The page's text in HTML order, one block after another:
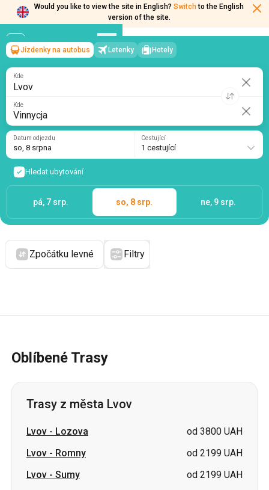
Would you like to view the site in English? Switch to the English
version of the site.
Lvov→ Vinnycja
so, 8 srpna/1 cestující
Jízdenky na autobus Letenky Hotely
Kde
Kde
Datum odjezdu
so, 8 srpna
Cestující
1 cestující
Hledat ubytování
pá, 7 srp. so, 8 srp. ne, 9 srp.
Zpočátku levné Filtry
Oblíbené Trasy
Trasy z města Lvov
Lvov - Lozova
od 3800 UAH
Lvov - Romny
od 2199 UAH
Lvov - Sumy
od 2199 UAH